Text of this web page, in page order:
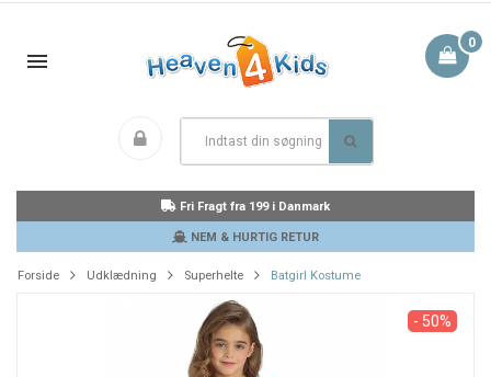
0
Fri Fragt fra 199 i Danmark
NEM & HURTIG RETUR
Forside Udklædning Superhelte Batgirl Kostume
- 50%